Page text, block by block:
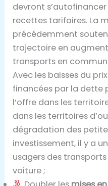
devront
recettes tarifaires. La
précédemment
trajectoire en
transports en
Avec les baisses du
financées par la dette
l’offre dans les
dans les territoires
dégradation des
investissement, il y a
usagers des
voiture ;